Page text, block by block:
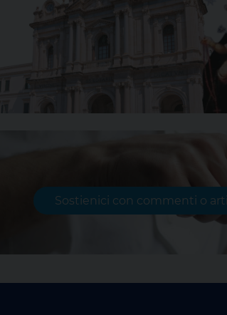
Sostienici con commenti o